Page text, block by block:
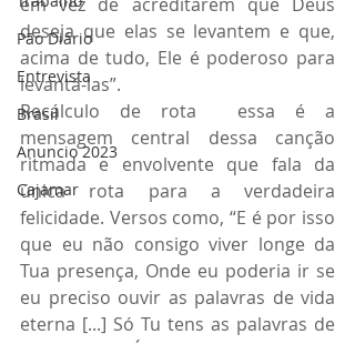
Pão Diário
Entrevista
Brasil
Anuncio 2023
Cajamar
deseja que elas se levantem e que,
acima de tudo, Ele é poderoso para
levantá-las”.
Recálculo de rota  essa é a
mensagem central dessa canção
ritmada e envolvente que fala da
única rota para a verdadeira
felicidade. Versos como, “E é por isso
que eu não consigo viver longe da
Tua presença, Onde eu poderia ir se
eu preciso ouvir as palavras de vida
eterna [...] Só Tu tens as palavras de